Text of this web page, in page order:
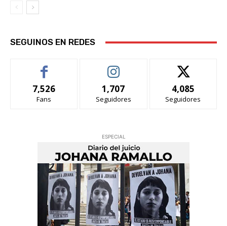
SEGUINOS EN REDES
7,526
Fans
1,707
Seguidores
4,085
Seguidores
ESPECIAL